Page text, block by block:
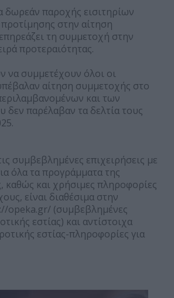
δωρεάν παροχής εισιτηρίων
στην αίτηση
τη συμμετοχή στην
προτεραιότητας.
να συμμετέχουν όλοι οι
αίτηση συμμετοχής στο
και των
δεν παρέλαβαν τα δελτία τους
συμβεβλημένες επιχειρήσεις με
όλα τα προγράμματα της
καθώς και χρήσιμες πληροφορίες
είναι διαθέσιμα στην
opeka.gr/ (συμβεβλημένες
εστίας) και αντίστοιχα
εστίας-πληροφορίες για